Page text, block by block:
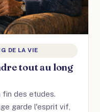
DE LA VIE
tout au long
fin des etudes.
garde l'esprit vif,